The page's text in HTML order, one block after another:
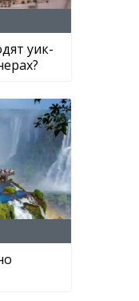
уик-